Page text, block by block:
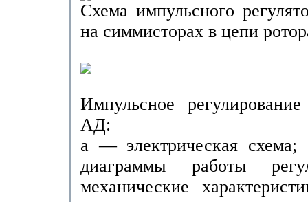
Схема импульсного
на симмисторах в цепи
Импульсное
АД:
а — электрическая схема;
диаграммы работы
механические